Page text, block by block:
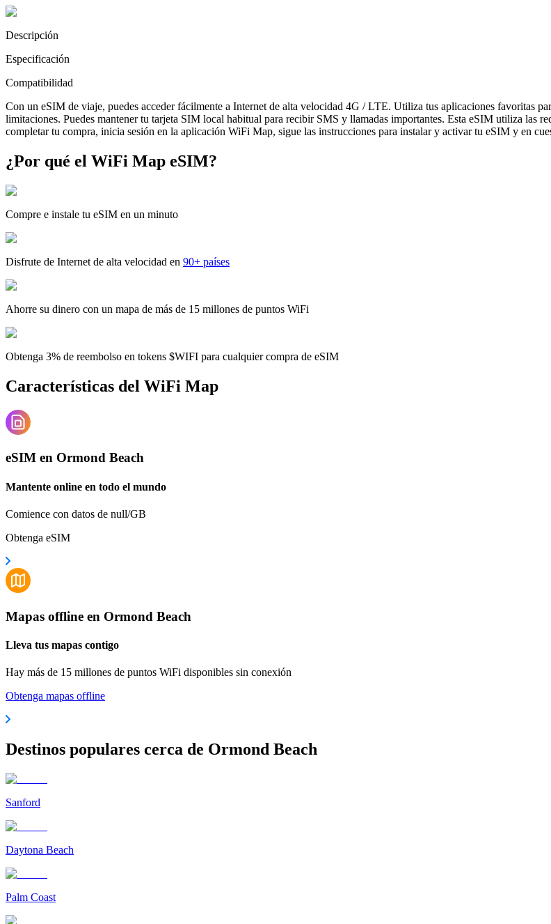
Descripción
Especificación
Compatibilidad
Con un eSIM de viaje, puedes acceder fácilmente a Internet de alta velocidad 4G / LTE. Utiliza tus aplicaciones favoritas
limitaciones. Puedes mantener tu tarjeta SIM local habitual para recibir SMS y llamadas importantes. Esta eSIM utiliza las
completar tu compra, inicia sesión en la aplicación WiFi Map, sigue las instrucciones para instalar y activar tu eSIM y en
¿Por qué el WiFi Map eSIM?
Compre e instale tu eSIM en un minuto
Disfrute de Internet de alta velocidad en 90+ países
Ahorre su dinero con un mapa de más de 15 millones de puntos WiFi
Obtenga 3% de reembolso en tokens $WIFI para cualquier compra de eSIM
Características del WiFi Map
eSIM en Ormond Beach
Mantente online en todo el mundo
Comience con datos de null/GB
Obtenga eSIM
Mapas offline en Ormond Beach
Lleva tus mapas contigo
Hay más de 15 millones de puntos WiFi disponibles sin conexión
Obtenga mapas offline
Destinos populares cerca de Ormond Beach
Sanford
Daytona Beach
Palm Coast